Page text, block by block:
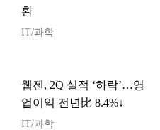
환
IT/과학
웹젠, 2Q 실적 ‘하락’…영
업이익 전년比 8.4%↓
IT/과학